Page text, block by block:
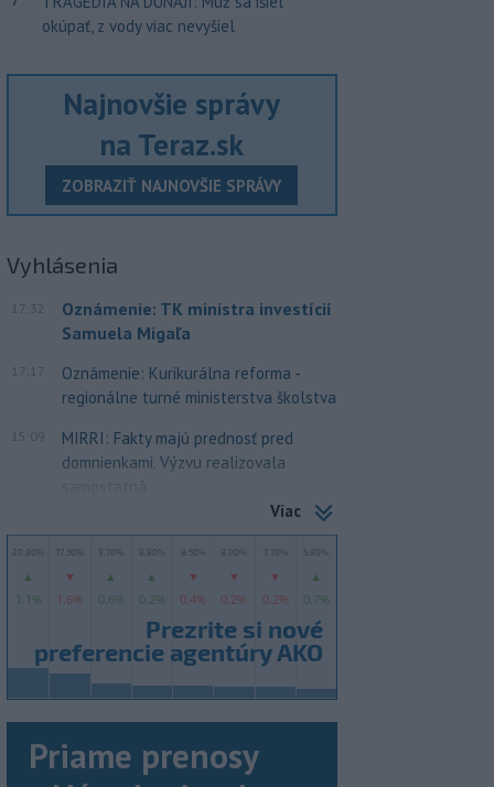
okúpať, z vody viac nevyšiel
Najnovšie správy
na Teraz.sk
ZOBRAZIŤ NAJNOVŠIE SPRÁVY
Vyhlásenia
17:32
Oznámenie: TK ministra investícií
Samuela Migaľa
17:17
Oznámenie: Kurikurálna reforma -
regionálne turné ministerstva školstva
15:09
MIRRI: Fakty majú prednosť pred
domnienkami. Výzvu realizovala
samostatná...
Viac
Priame prenosy